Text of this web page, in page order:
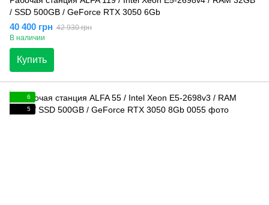
/ SSD 500GB / GeForce RTX 3050 6Gb
40 400 грн 42 930 грн
В наличии
Купить
6
5